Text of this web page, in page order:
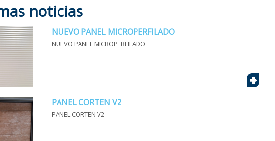
y estanqueidad.
noticias
NUEVO PANEL MICROPERFILADO
NUEVO PANEL MICROPERFILADO
+
PANEL CORTEN V2
PANEL CORTEN V2